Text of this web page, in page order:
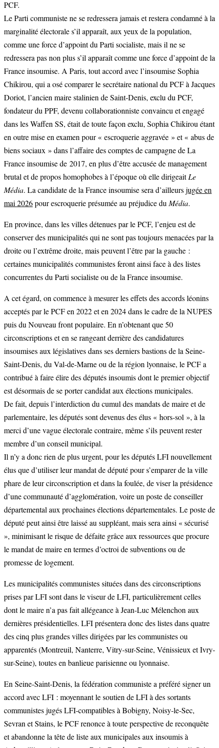
PCF.
Le Parti communiste ne se redressera jamais et restera condamné à la
marginalité électorale s’il apparaît, aux yeux de la population,
comme une force d’appoint du Parti socialiste, mais il ne se
redressera pas non plus s’il apparaît comme une force d’appoint de la
France insoumise. A Paris, tout accord avec l’insoumise Sophia
Chikirou, qui a osé comparer le secrétaire national du PCF à Jacques
Doriot, l’ancien maire stalinien de Saint-Denis, exclu du PCF,
fondateur du PPF, devenu collaborationniste convaincu et engagé
dans les Waffen SS, était de toute façon exclu, Sophia Chikirou étant
en outre mise en examen pour « escroquerie aggravée » et « abus de
biens sociaux » dans l’affaire des comptes de campagne de La
France insoumise de 2017, en plus d’être accusée de management
brutal et de propos homophobes à l’époque où elle dirigeaitLe
Média. La candidate de la France insoumise sera d’ailleursjugée en
mai 2026pour escroquerie présumée au préjudice du Média.
En province, dans les villes détenues par le PCF, l’enjeu est de
conserver des municipalités qui ne sont pas toujours menacées par la
droite ou l’extrême droite, mais peuvent l’être par la gauche :
certaines municipalités communistes feront ainsi face à des listes
concurrentes du Parti socialiste ou de la France insoumise.
A cet égard, on commence à mesurer les effets des accords léonins
acceptés par le PCF en 2022 et en 2024 dans le cadre de la NUPES
puis du Nouveau front populaire. En n’obtenant que 50
circonscriptions et en se rangeant derrière des candidatures
insoumises aux législatives dans ses derniers bastions de la Seine-
Saint-Denis, du Val-de-Marne ou de la région lyonnaise, le PCF a
contribué à faire élire des députés insoumis dont le premier objectif
est désormais de se porter candidat aux élections municipales.
De fait, depuis l’interdiction du cumul des mandats de maire et de
parlementaire, les députés sont devenus des élus « hors-sol », à la
merci d’une vague électorale contraire, même s’ils peuvent rester
membre d’un conseil municipal.
Il n’y a donc rien de plus urgent, pour les députés LFI nouvellement
élus que d’utiliser leur mandat de député pour s’emparer de la ville
phare de leur circonscription et dans la foulée, de viser la présidence
d’une communauté d’agglomération, voire un poste de conseiller
départemental aux prochaines élections départementales. Le poste de
député peut ainsi être laissé au suppléant, mais sera ainsi « sécurisé
», minimisant le risque de défaite grâce aux ressources que procure
le mandat de maire en termes d’octroi de subventions ou de
promesse de logement.
Les municipalités communistes situées dans des circonscriptions
prises par LFI sont dans le viseur de LFI, particulièrement celles
dont le maire n’a pas fait allégeance à Jean-Luc Mélenchon aux
dernières présidentielles. LFI présentera donc des listes dans quatre
des cinq plus grandes villes dirigées par les communistes ou
apparentés (Montreuil, Nanterre, Vitry-sur-Seine, Vénissieux et Ivry-
sur-Seine), toutes en banlieue parisienne ou lyonnaise.
En Seine-Saint-Denis, la fédération communiste a préféré signer un
accord avec LFI : moyennant le soutien de LFI à des sortants
communistes jugés LFI-compatibles à Bobigny, Noisy-le-Sec,
Sevran et Stains, le PCF renonce à toute perspective de reconquête
et abandonne la tête de liste aux municipales aux insoumis à